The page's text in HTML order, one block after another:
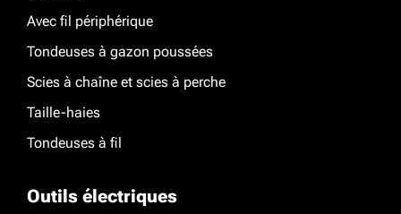
Avec fil périphérique
Tondeuses à gazon poussées
Scies à chaîne et scies à perche
Taille-haies
Tondeuses à fil
Outils électriques